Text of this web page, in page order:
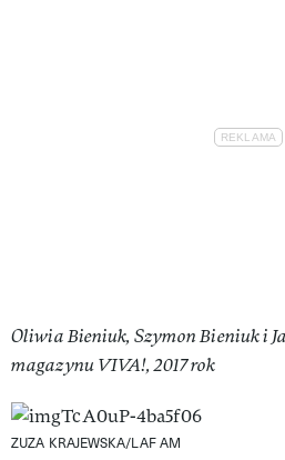
Oliwia Bieniuk, Szymon Bieniuk i
magazynu VIVA!, 2017 rok
ZUZA KRAJEWSKA/LAF AM